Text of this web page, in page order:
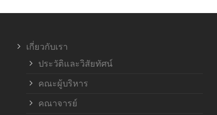
เกี่ยวกับเรา
ประวัติและวิสัยทัศน์
คณะผู้บริหาร
คณาจารย์